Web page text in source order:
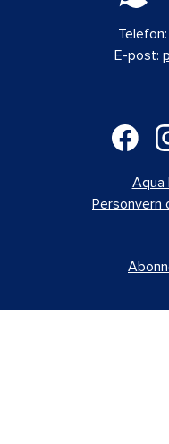
Telefon:
E-post:
Aqua
Personvern